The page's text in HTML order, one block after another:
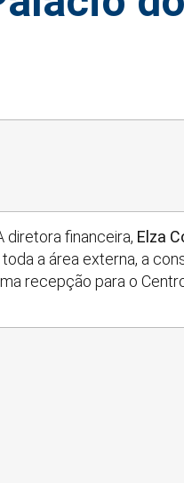
diretora financeira, Elza
a área externa, a
recepção para o